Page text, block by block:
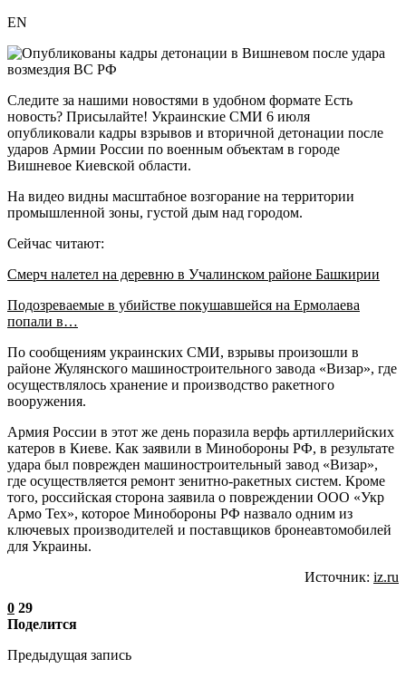
EN
Следите за нашими новостями в удобном формате Есть
новость? Присылайте! Украинские СМИ 6 июля
опубликовали кадры взрывов и вторичной детонации после
ударов Армии России по военным объектам в городе
Вишневое Киевской области.
На видео видны масштабное возгорание на территории
промышленной зоны, густой дым над городом.
Сейчас читают:
Смерч налетел на деревню в Учалинском районе Башкирии
Подозреваемые в убийстве покушавшейся на Ермолаева
попали в…
По сообщениям украинских СМИ, взрывы произошли в
районе Жулянского машиностроительного завода «Визар», где
осуществлялось хранение и производство ракетного
вооружения.
Армия России в этот же день поразила верфь артиллерийских
катеров в Киеве. Как заявили в Минобороны РФ, в результате
удара был поврежден машиностроительный завод «Визар»,
где осуществляется ремонт зенитно-ракетных систем. Кроме
того, российская сторона заявила о повреждении ООО «Укр
Армо Тех», которое Минобороны РФ назвало одним из
ключевых производителей и поставщиков бронеавтомобилей
для Украины.
Источник: iz.ru
0 29
Поделится
Предыдущая запись